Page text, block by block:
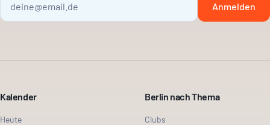
Anmelden
Kalender
Heute
Berlin nach Thema
Clubs